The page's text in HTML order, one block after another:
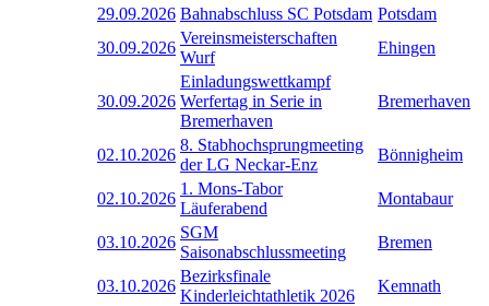
29.09.2026 Bahnabschluss SC Potsdam Potsdam
30.09.2026
Vereinsmeisterschaften
Wurf
Ehingen
30.09.2026
Einladungswettkampf
Werfertag in Serie in
Bremerhaven
Bremerhaven
02.10.2026
8. Stabhochsprungmeeting
der LG Neckar-Enz
Bönnigheim
02.10.2026
1. Mons-Tabor
Läuferabend
Montabaur
03.10.2026
SGM
Saisonabschlussmeeting
Bremen
03.10.2026
Bezirksfinale
Kinderleichtathletik 2026
Kemnath